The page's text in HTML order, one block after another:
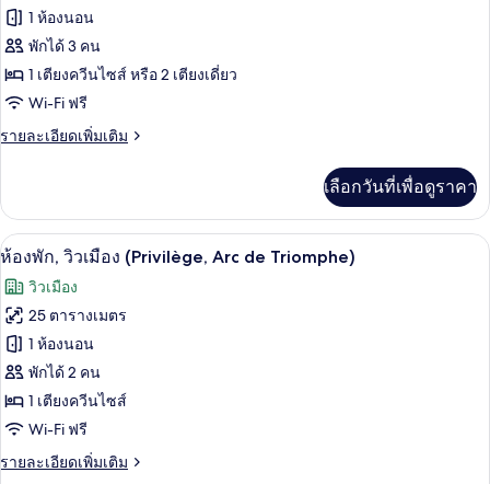
ของ
ห้อง
ซู
พี
เรีย,
1 ห้องนอน
พักได้ 3 คน
1 เตียงควีนไซส์ หรือ 2 เตียงเดี่ยว
Wi-Fi ฟรี
รายละเอียดเพิ่มเติม
ราย
เกี่ยว
กับ
ห้อง
พี
เรีย,
ระเบียง
เลือกวันที่เพื่อดูราคา
เปิด
ภาพถ่าย
ทั้งหมด
ของ
ห้อง
พัก,
วิว
เมือง
ห้องพัก, วิวเมือง (Privilège, Arc de
4
ห้องพัก, วิวเมือง (Privilège, Arc de Triomphe)
วิวเมือง
25 ตารางเมตร
1 ห้องนอน
พักได้ 2 คน
1 เตียงควีนไซส์
Wi-Fi ฟรี
รายละเอียดเพิ่มเติม
ราย